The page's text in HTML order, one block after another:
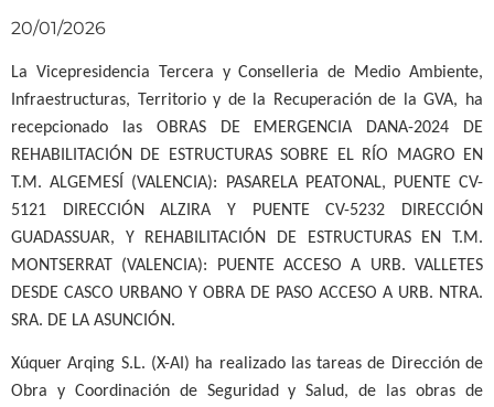
20/01/2026
La Vicepresidencia Tercera y Conselleria de Medio Ambiente,
Infraestructuras, Territorio y de la Recuperación de la GVA, ha
recepcionado las OBRAS DE EMERGENCIA DANA-2024 DE
REHABILITACIÓN DE ESTRUCTURAS SOBRE EL RÍO MAGRO EN
T.M. ALGEMESÍ (VALENCIA): PASARELA PEATONAL, PUENTE CV-
5121 DIRECCIÓN ALZIRA Y PUENTE CV-5232 DIRECCIÓN
GUADASSUAR, Y REHABILITACIÓN DE ESTRUCTURAS EN T.M.
MONTSERRAT (VALENCIA): PUENTE ACCESO A URB. VALLETES
DESDE CASCO URBANO Y OBRA DE PASO ACCESO A URB. NTRA.
SRA. DE LA ASUNCIÓN.
Xúquer Arqing S.L. (X-AI) ha realizado las tareas de Dirección de
Obra y Coordinación de Seguridad y Salud, de las obras de